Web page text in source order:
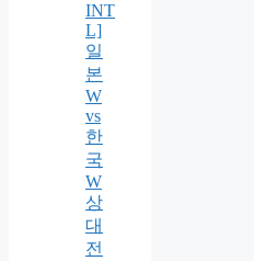
INT
L]
일
본
W
vs
한
국
W
상
대
전